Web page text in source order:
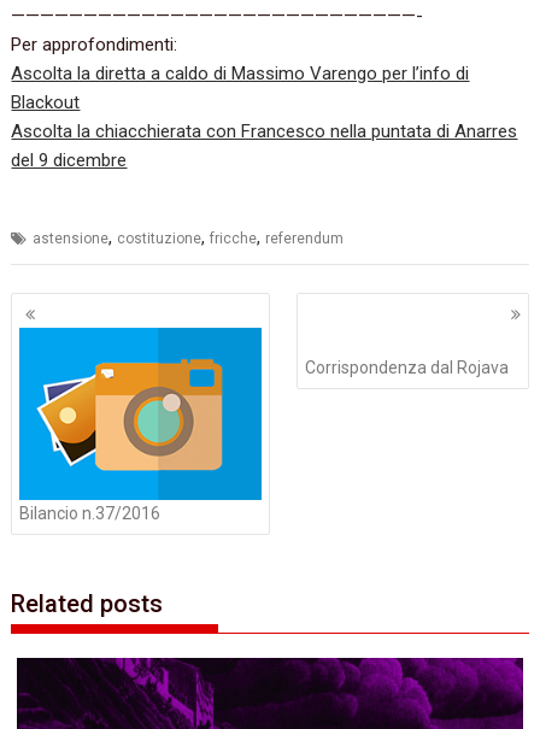
————————————————————————————-
Per approfondimenti:
Ascolta la diretta a caldo di Massimo Varengo per l’info di
Blackout
Ascolta la chiacchierata con Francesco nella puntata di Anarres
del 9 dicembre
astensione, costituzione,fricche, referendum
Navigazione
articoli
Bilancio n.37/2016
Corrispondenza dal Rojava
Related posts